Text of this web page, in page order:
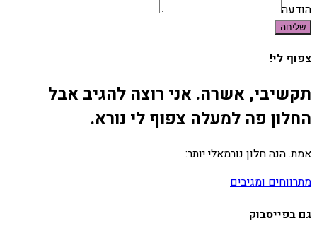
הודעה
שליחה
צפוף לי!
תקשיבי, אשרה. אני רוצה להגיב אבל
החלון פה למעלה צפוף לי נורא.
אמת. הנה חלון נורמאלי יותר:
מתרווחים ומגיבים
גם בפייסבוק